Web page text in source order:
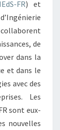
FR) et
de
dans la
et dans le
avec des
Les
sont eux-
nouvelles